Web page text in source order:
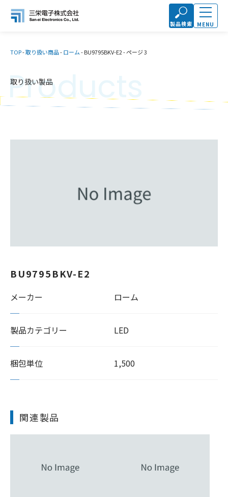
製品検索 MENU
TOP-取り扱い商品-ローム-BU9795BKV-E2-ページ 3
取り扱い製品
Products
BU9795BKV-E2
メーカー ローム
製品カテゴリー LED
梱包単位 1,500
関連製品